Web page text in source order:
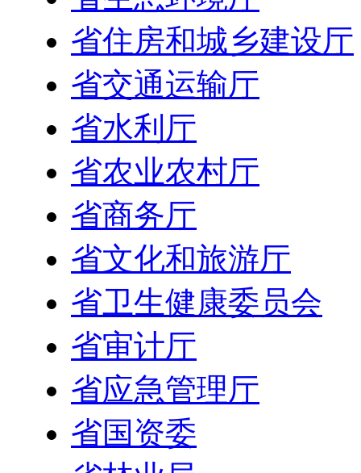
省住房和城乡建设厅
省交通运输厅
省水利厅
省农业农村厅
省商务厅
省文化和旅游厅
省卫生健康委员会
省审计厅
省应急管理厅
省国资委